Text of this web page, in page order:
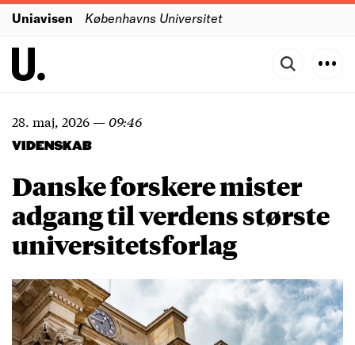
Uniavisen Københavns Universitet
28. maj, 2026—09:46
VIDENSKAB
Danske forskere mister
adgang til verdens største
universitetsforlag